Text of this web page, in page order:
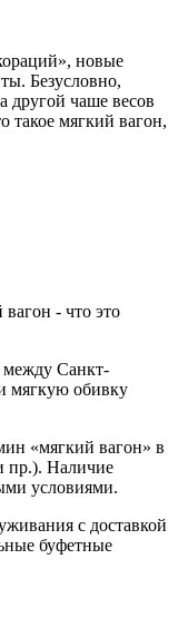
новые
Безусловно,
другой чаше весов
такое мягкий вагон,
- что это
между Санкт-
мягкую обивку
«мягкий вагон» в
пр.). Наличие
условиями.
с доставкой
буфетные